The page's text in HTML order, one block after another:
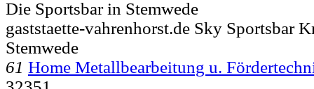
Die Sportsbar in Stemwede
gaststaette-vahrenhorst.de Sky Sportsbar
Stemwede
61 Home Metallbearbeitung u.